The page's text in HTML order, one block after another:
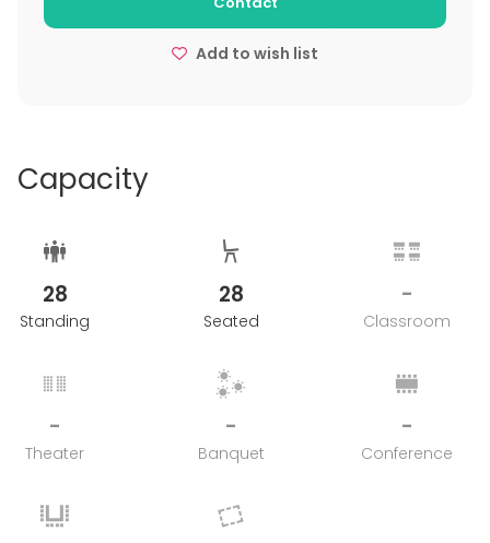
Add to wish list
Capacity
28
Standing
28
Seated
-
Classroom
-
Theater
-
Banquet
-
Conference